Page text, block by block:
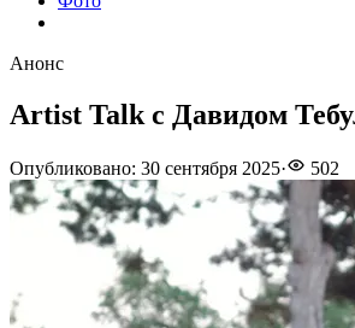
Анонс
Artist Talk с Давидом
Опубликовано: 30 сентября 2025· 502